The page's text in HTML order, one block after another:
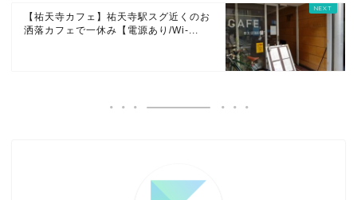
【祐天寺カフェ】祐天寺駅スグ近くのお
洒落カフェで一休み【電源あり/Wi-...